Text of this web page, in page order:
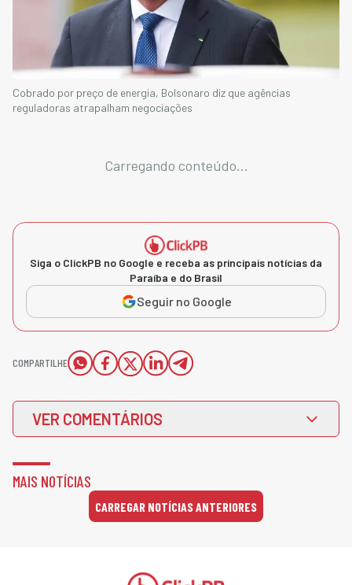
Cobrado por preço de energia, Bolsonaro diz que agências
reguladoras atrapalham negociações
Carregando conteúdo...
Siga o ClickPB no Google e receba as principais notícias da
Paraíba e do Brasil
Seguir no Google
COMPARTILHE
VER COMENTÁRIOS
MAIS NOTÍCIAS
CARREGAR NOTÍCIAS ANTERIORES